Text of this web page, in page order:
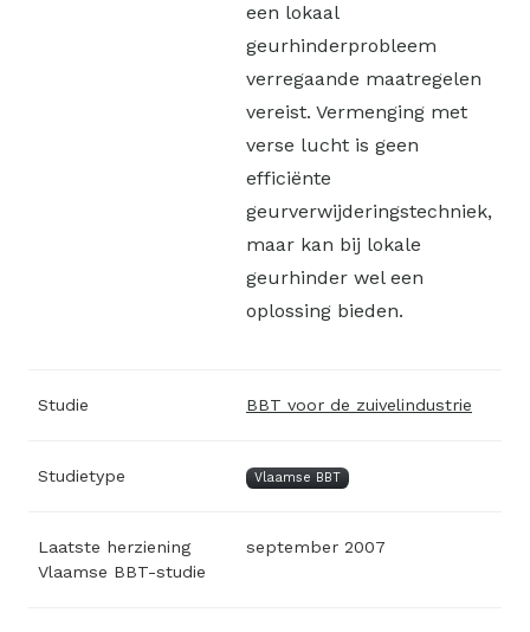
een lokaal
geurhinderprobleem
verregaande maatregelen
vereist. Vermenging met
verse lucht is geen
efficiënte
geurverwijderingstechniek,
maar kan bij lokale
geurhinder wel een
oplossing bieden.
Studie BBT voor de zuivelindustrie
Studietype Vlaamse BBT
Laatste herziening
Vlaamse BBT-studie
september 2007